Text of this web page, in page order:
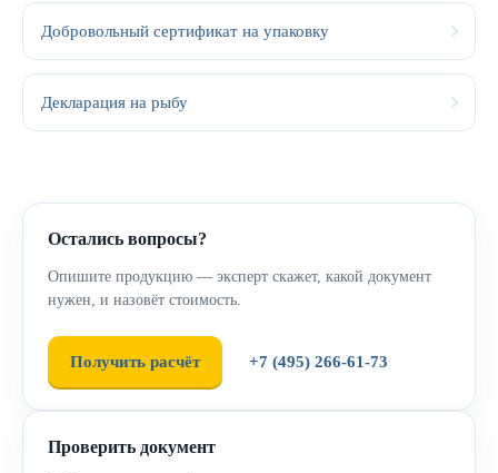
Добровольный сертификат на упаковку
Декларация на рыбу
Остались вопросы?
Опишите продукцию — эксперт скажет, какой документ
нужен, и назовёт стоимость.
Получить расчёт +7 (495) 266-61-73
Проверить документ